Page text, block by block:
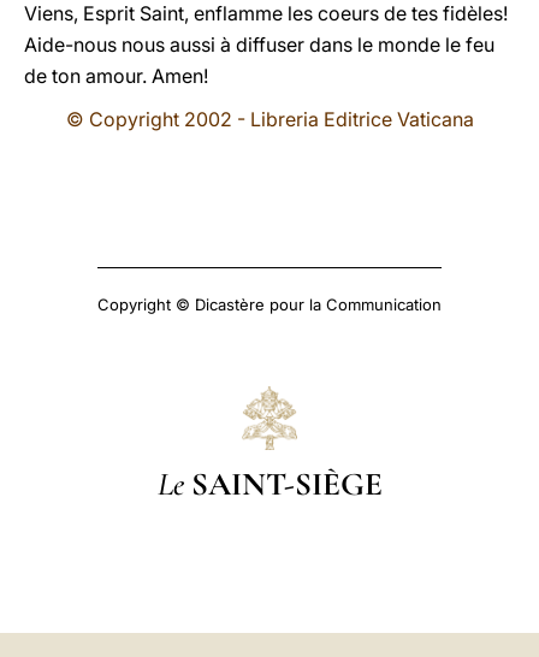
Viens, Esprit Saint, enflamme les coeurs de tes fidèles!
Aide-nous nous aussi à diffuser dans le monde le feu
de ton amour. Amen!
© Copyright 2002 - Libreria Editrice Vaticana
Copyright © Dicastère pour la Communication
Le SAINT-SIÈGE